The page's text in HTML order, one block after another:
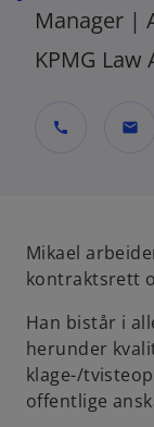
Manager |
KPMG
call mail
Mikael
kontraktsrett
Han bistår i
herunder
klage-/
offentlige